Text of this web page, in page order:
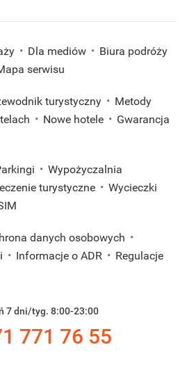
Dla mediów
Biura podróży
serwisu
turystyczny
Metody
Nowe hotele
Gwarancja
Wypożyczalnia
turystyczne
Wycieczki
danych osobowych
Informacje o ADR
Regulacje
7 dni/tyg. 8:00-23:00
771 76 55